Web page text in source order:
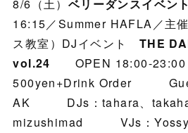
8/6（土） ベリーダンスイベント
16:15／Summer HAFLA／主
ス教室）DJイベント THE
vol.24 OPEN 18:00-
500yen+Drink Order
AK DJs：tahara、
mizushimad VJs：